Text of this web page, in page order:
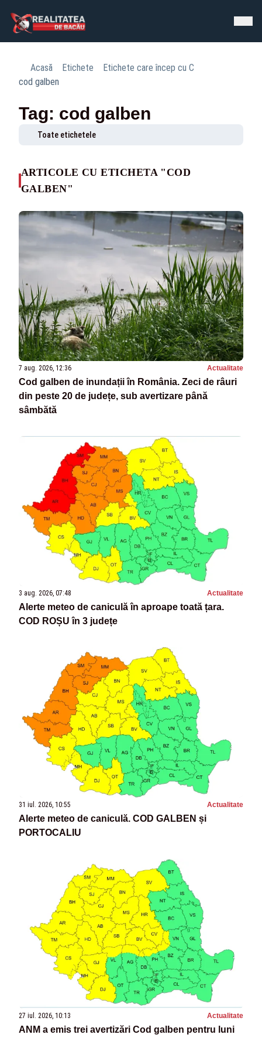
Acasă Etichete
Etichete care încep cu C
cod galben
Tag: cod galben
Toate etichetele
ARTICOLE CU ETICHETA "COD
GALBEN"
7 aug. 2026, 12:36 Actualitate
Cod galben de inundații în România. Zeci de râuri
din peste 20 de județe, sub avertizare până
sâmbătă
3 aug. 2026, 07:48 Actualitate
Alerte meteo de caniculă în aproape toată țara.
COD ROȘU în 3 județe
31 iul. 2026, 10:55 Actualitate
Alerte meteo de caniculă. COD GALBEN și
PORTOCALIU
27 iul. 2026, 10:13 Actualitate
ANM a emis trei avertizări Cod galben pentru luni